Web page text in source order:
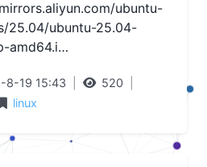
ubuntu-
25.04/ubuntu-25.04-
amd64.i…
8-19 15:43 520
linux